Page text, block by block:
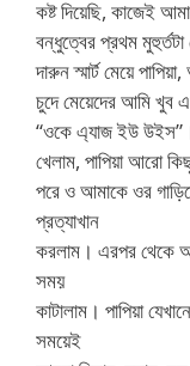
কষ্ট দিয়েছি, কাজেই
বন্ধুত্বের প্রথম
দারুন স্মার্ট মেয়ে
চুদে মেয়েদের আমি খুব
“ওকে এ্যাজ ইউ উইস”।
খেলাম, পাপিয়া আরো
পরে ও আমাকে ওর
প্রত্যাখান
করলাম। এরপর থেকে
সময়
কাটালাম। পাপিয়া
সময়েই